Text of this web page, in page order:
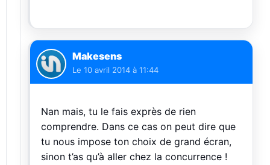
Makesens
Le 10 avril 2014 à 11:44
Nan mais, tu le fais exprès de rien
comprendre. Dans ce cas on peut dire que
tu nous impose ton choix de grand écran,
sinon t’as qu’à aller chez la concurrence !